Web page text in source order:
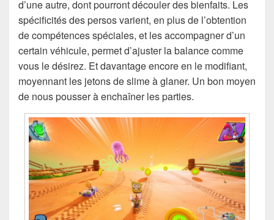
d’une autre, dont pourront découler des bienfaits. Les
spécificités des persos varient, en plus de l’obtention
de compétences spéciales, et les accompagner d’un
certain véhicule, permet d’ajuster la balance comme
vous le désirez. Et davantage encore en le modifiant,
moyennant les jetons de slime à glaner. Un bon moyen
de nous pousser à enchaîner les parties.